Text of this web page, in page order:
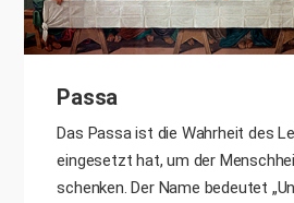
Passa
Das Passa ist die Wahrheit des
eingesetzt hat, um der
schenken. Der Name bedeutet